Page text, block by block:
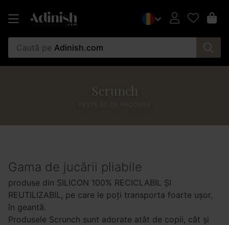
Caută pe Adinish.com
Scrunch
Gama de jucării pliabile
produse din SILICON 100% RECICLABIL ȘI
REUTILIZABIL, pe care le poți transporta foarte ușor,
în geantă.
Produsele Scrunch sunt adorate atât de copii, cât și